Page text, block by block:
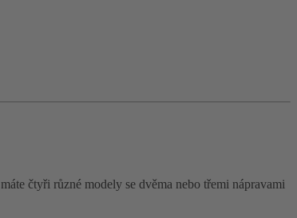
čtyři různé modely se dvěma nebo třemi nápravami